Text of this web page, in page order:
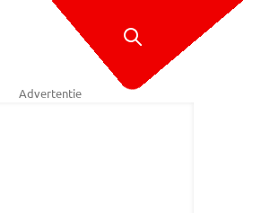
Advertentie